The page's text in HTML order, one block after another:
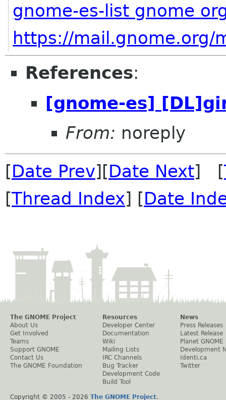
gnome-es-list gnome
https://mail.gnome.org/
References:
[gnome-es]
From: noreply
[Date Prev][Date Next] [
[Thread Index] [Date
The GNOME Project
About Us
Get Involved
Teams
Support GNOME
Contact Us
The GNOME Foundation
Resources
Developer Center
Documentation
Wiki
Mailing Lists
IRC Channels
Bug Tracker
Development Code
Build Tool
News
Press Releases
Latest Release
Planet GNOME
Development
Identi.ca
Twitter
Copyright © 2005 - 2026 The GNOME Project.